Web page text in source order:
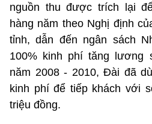
nguồn thu được trích lại
hàng năm theo Nghị định
tỉnh, dẫn đến ngân sách
100% kinh phí tăng lương
năm 2008 - 2010, Đài đã
kinh phí để tiếp khách với
triệu đồng.